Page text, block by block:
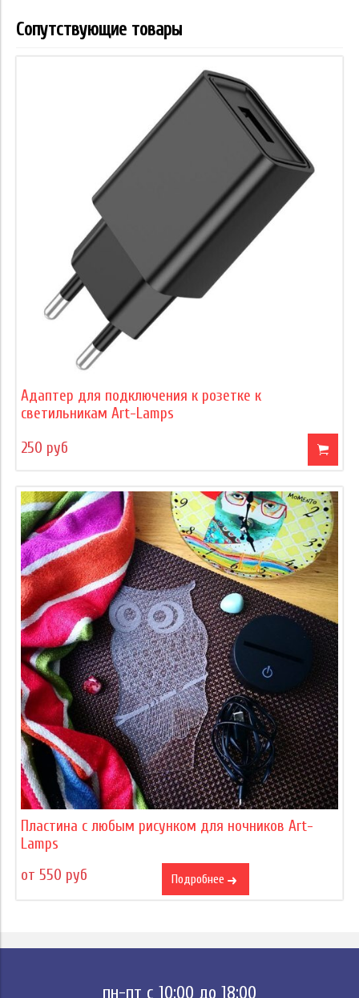
Сопутствующие товары
Адаптер для подключения к розетке к
светильникам Art-Lamps
250 руб
Пластина с любым рисунком для ночников Art-
Lamps
от 550 руб
Подробнее
пн-пт с 10:00 до 18:00